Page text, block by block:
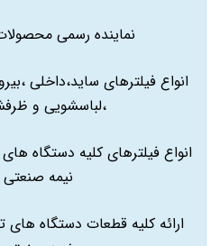
نماینده رسمی
انواع فیلترهای ساید،داخلی
،لباسشویی و
انواع فیلترهای کلیه دستگاه
نیمه صنعتی
ارائه کلیه قطعات دستگاه